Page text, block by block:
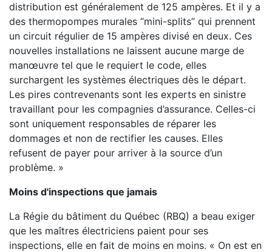
distribution est généralement de 125 ampères. Et il y a
des thermopompes murales “mini-splits” qui prennent
un circuit régulier de 15 ampères divisé en deux. Ces
nouvelles installations ne laissent aucune marge de
manœuvre tel que le requiert le code, elles
surchargent les systèmes électriques dès le départ.
Les pires contrevenants sont les experts en sinistre
travaillant pour les compagnies d’assurance. Celles-ci
sont uniquement responsables de réparer les
dommages et non de rectifier les causes. Elles
refusent de payer pour arriver à la source d’un
problème. »
Moins d'inspections que jamais
La Régie du bâtiment du Québec (RBQ) a beau exiger
que les maîtres électriciens paient pour ses
inspections, elle en fait de moins en moins. « On est en